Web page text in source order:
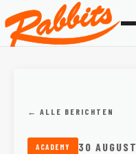
← ALLE BERICHTEN
ACADEMY 30